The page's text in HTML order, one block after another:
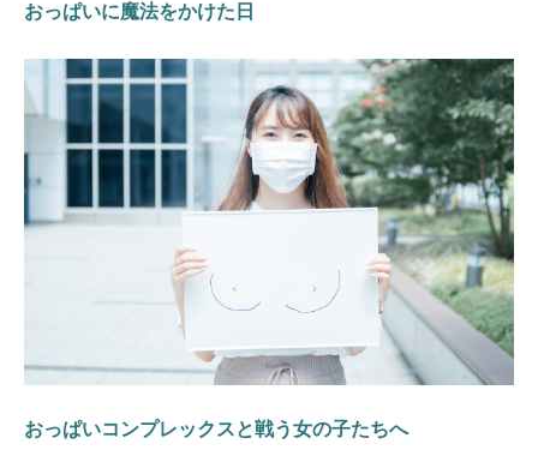
おっぱいに魔法をかけた日
おっぱいコンプレックスと戦う女の子たちへ